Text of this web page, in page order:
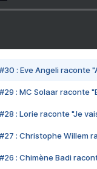
#30 : Eve Angeli raconte
#29 : MC Solaar raconte
#28 : Lorie raconte "Je
#27 : Christophe Willem
#26 : Chimène Badi